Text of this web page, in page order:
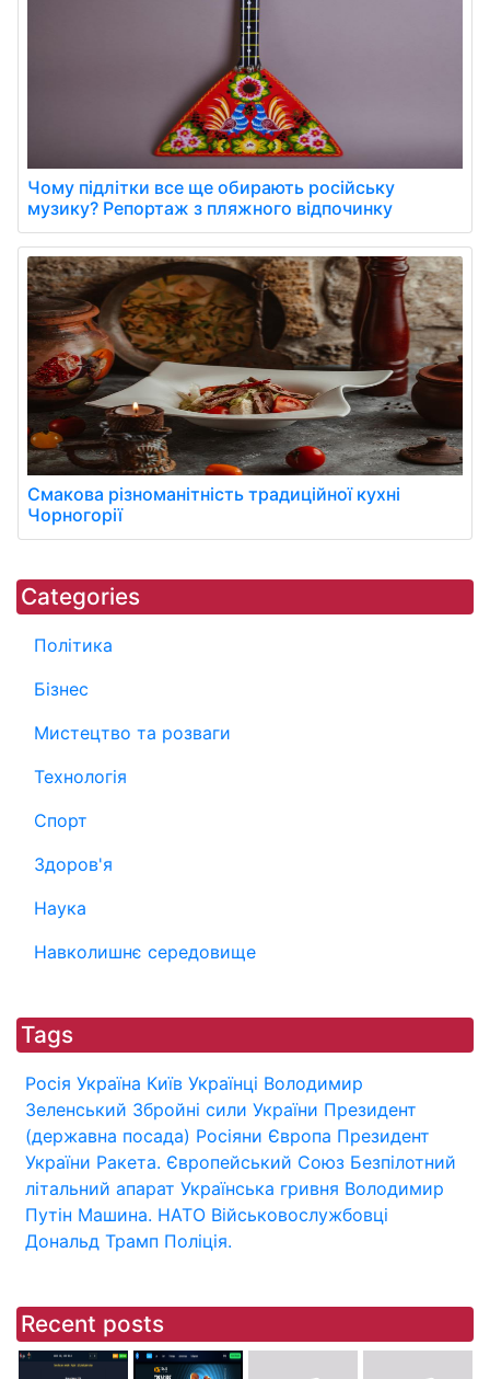
Чому підлітки все ще обирають російську
музику? Репортаж з пляжного відпочинку
Смакова різноманітність традиційної кухні
Чорногорії
Categories
Політика
Бізнес
Мистецтво та розваги
Технологія
Спорт
Здоров'я
Наука
Навколишнє середовище
Tags
Росія Україна Київ Українці Володимир
Зеленський Збройні сили України Президент
(державна посада) Росіяни Європа Президент
України Ракета. Європейський Союз Безпілотний
літальний апарат Українська гривня Володимир
Путін Машина. НАТО Військовослужбовці
Дональд Трамп Поліція.
Recent posts